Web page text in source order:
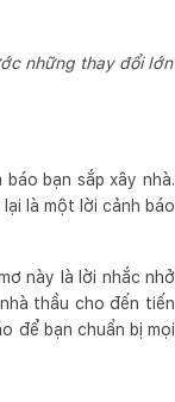
những thay đổi lớn
bạn sắp xây nhà.
là một lời cảnh báo
này là lời nhắc nhở
thầu cho đến tiến
để bạn chuẩn bị mọi